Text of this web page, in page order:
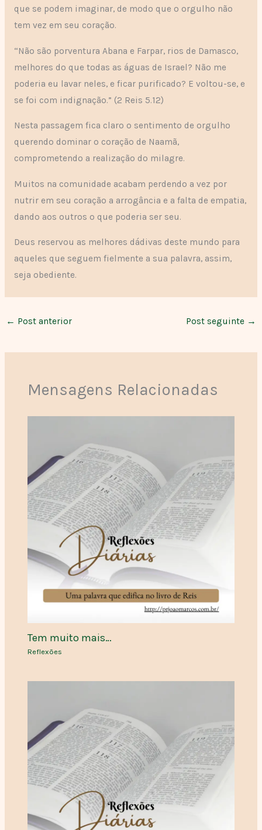
que se podem imaginar, de modo que o orgulho não
tem vez em seu coração.
“Não são porventura Abana e Farpar, rios de Damasco,
melhores do que todas as águas de Israel? Não me
poderia eu lavar neles, e ficar purificado? E voltou-se, e
se foi com indignação.” (2 Reis 5.12)
Nesta passagem fica claro o sentimento de orgulho
querendo dominar o coração de Naamã,
comprometendo a realização do milagre.
Muitos na comunidade acabam perdendo a vez por
nutrir em seu coração a arrogância e a falta de empatia,
dando aos outros o que poderia ser seu.
Deus reservou as melhores dádivas deste mundo para
aqueles que seguem fielmente a sua palavra, assim,
seja obediente.
← Post anterior Post seguinte →
Mensagens Relacionadas
Tem muito mais…
Reflexões